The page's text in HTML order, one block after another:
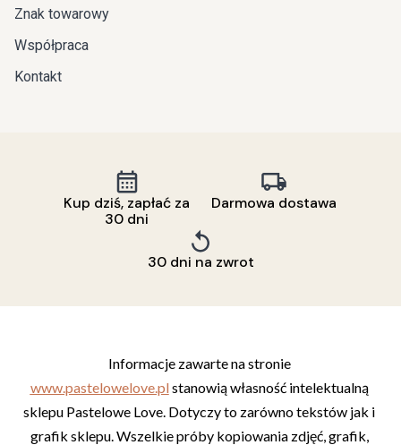
Znak towarowy
Współpraca
Kontakt
Kup dziś, zapłać za
30 dni
Darmowa dostawa
30 dni na zwrot
Informacje zawarte na stronie
www.pastelowelove.pl stanowią własność intelektualną
sklepu Pastelowe Love. Dotyczy to zarówno tekstów jak i
grafik sklepu. Wszelkie próby kopiowania zdjęć, grafik,